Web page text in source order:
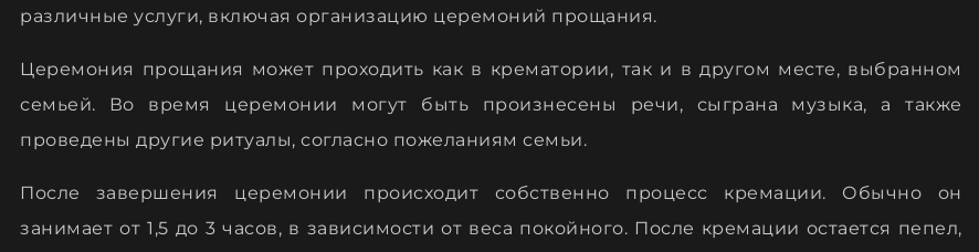
различные услуги, включая организацию церемоний прощания.
Церемония прощания может проходить как в крематории, так и в другом месте, выбранном
семьей. Во время церемонии могут быть произнесены речи, сыграна музыка, а также
проведены другие ритуалы, согласно пожеланиям семьи.
После завершения церемонии происходит собственно процесс кремации. Обычно он
занимает от 1,5 до 3 часов, в зависимости от веса покойного. После кремации остается пепел,